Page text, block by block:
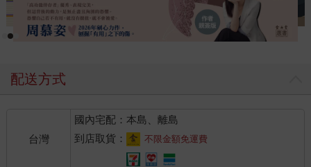
配送方式
台灣
國內宅配：本島、離島
到店取貨：
不限金額免運費